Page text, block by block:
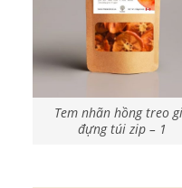
Tem nhãn hồng treo
đựng túi zip – 1